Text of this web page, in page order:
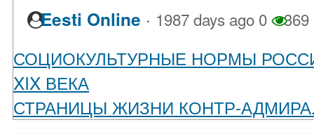
Eesti Online · 1987 days ago 0 369
СОЦИОКУЛЬТУРНЫЕ НОРМЫ
XIX ВЕКА
СТРАНИЦЫ ЖИЗНИ КОНТР-